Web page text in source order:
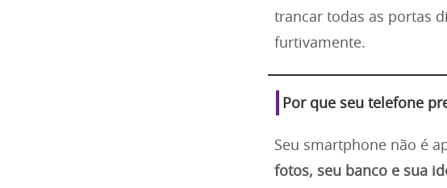
trancar todas as portas
furtivamente.
Por que seu telefone
Seu smartphone não é
fotos, seu banco e sua